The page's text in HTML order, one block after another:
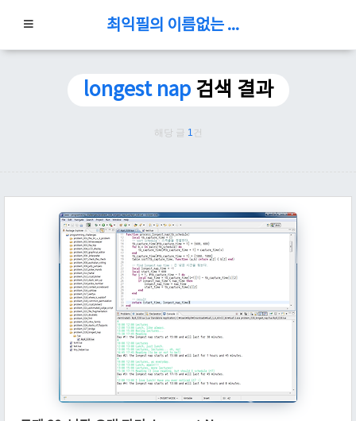
최익필의 이름없는 블로그
longest nap 검색 결과
해당 글 1 건